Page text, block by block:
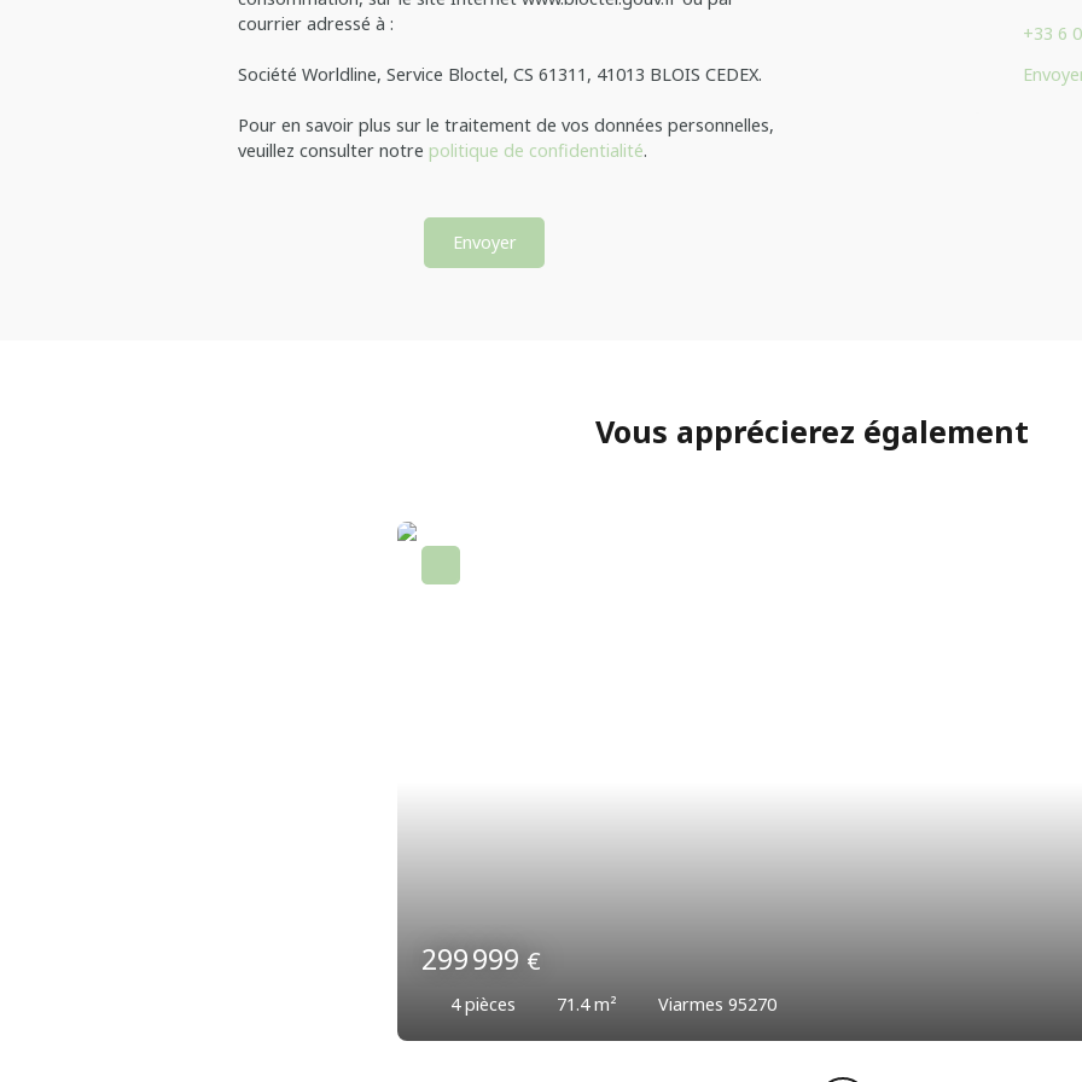
courrier adressé à :
Société Worldline, Service Bloctel, CS 61311, 41013 BLOIS CEDEX.
Pour en savoir plus sur le traitement de vos données personnelles,
veuillez consulter notre politique de confidentialité.
Envoyer
alentours
+33 6
Vous apprécierez également
219 000
3pièces 67.68 Viarmes 95270